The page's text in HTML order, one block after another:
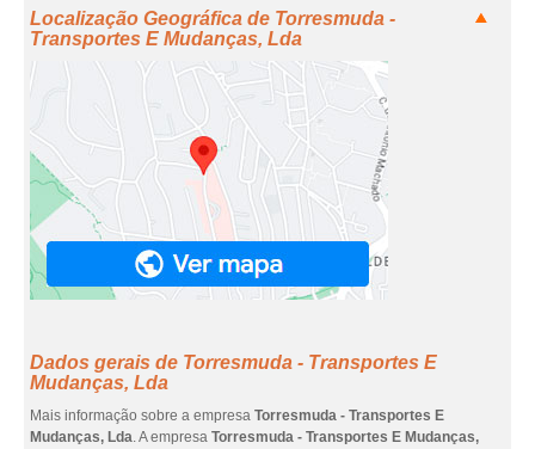
Localização Geográfica de Torresmuda -
Transportes E Mudanças, Lda
Dados gerais de Torresmuda - Transportes E
Mudanças, Lda
Mais informação sobre a empresa Torresmuda - Transportes E
Mudanças, Lda. A empresa Torresmuda - Transportes E Mudanças,